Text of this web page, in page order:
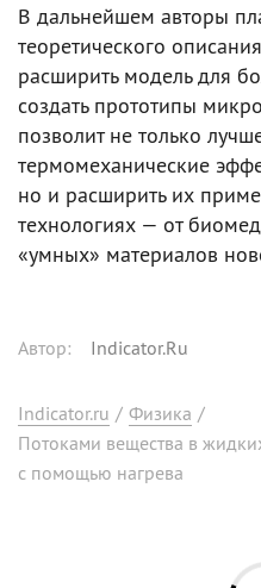
В дальнейшем авторы
теоретического
расширить модель для
создать прототипы
позволит не только
термомеханические
но и расширить их
технологиях — от
«умных» материалов
Автор: Indicator.Ru
Indicator.ru / Физика /
Потоками вещества в
с помощью нагрева